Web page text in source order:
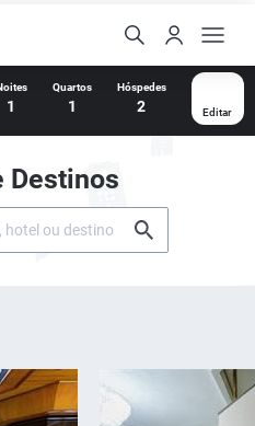
1
Quartos
1
Hóspedes
2 Editar
Destinos